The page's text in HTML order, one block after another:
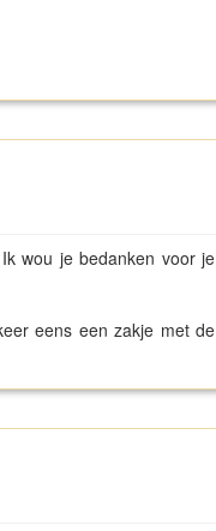
wou je bedanken voor je
eens een zakje met de